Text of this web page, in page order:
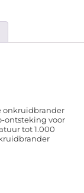
onkruidbrander
ontsteking voor
tot 1.000